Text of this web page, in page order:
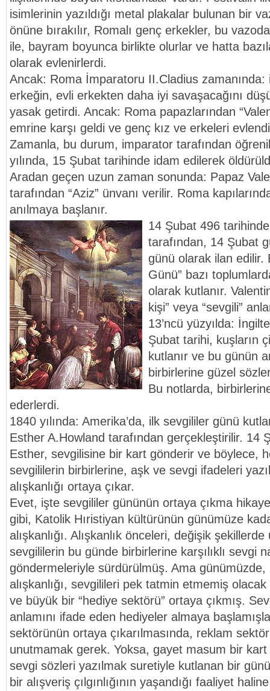
isimlerinin yazıldığı metal plakalar bulunan bir
önüne bırakılır, Romalı genç erkekler, bu
ile, bayram boyunca birlikte olurlar ve hatta
olarak evlenirlerdi.
Ancak: Roma İmparatoru II.Cladius
erkeğin, evli erkekten daha iyi savaşacağını
yasak getirdi. Ancak: Roma papazlarından
emrine karşı geldi ve genç kız ve erkeleri
Zamanla, bu durum, imparator tarafından
yılında, 15 Şubat tarihinde idam edilerek
Aradan geçen uzun zaman sonunda: Papaz
tarafından “Aziz” ünvanı verilir. Roma
anılmaya başlanır.
14 Şubat 496
tarafından, 14 Şubat
günü olarak ilan edilir.
Günü” bazı
olarak kutlanır.
kişi” veya “sevgili”
13’ncü yüzyılda:
Şubat tarihi, kuşların
kutlanır ve bu günün
birbirlerine güzel
Bu notlarda,
ederlerdi.
1840 yılında: Amerika’da, ilk sevgililer günü
Esther A.Howland tarafından gerçekleştirilir. 14
Esther, sevgilisine bir kart gönderir ve böylece,
sevgililerin birbirlerine, aşk ve sevgi ifadeleri
alışkanlığı ortaya çıkar.
Evet, işte sevgililer gününün ortaya çıkma
gibi, Katolik Hıristiyan kültürünün günümüze
alışkanlığı. Alışkanlık önceleri, değişik
sevgililerin bu günde birbirlerine karşılıklı sevgi
göndermeleriyle sürdürülmüş. Ama
alışkanlığı, sevgilileri pek tatmin etmemiş
ve büyük bir “hediye sektörü” ortaya çıkmış.
anlamını ifade eden hediyeler almaya
sektörünün ortaya çıkarılmasında, reklam
unutmamak gerek. Yoksa, gayet masum bir kart
sevgi sözleri yazılmak suretiyle kutlanan bir
bir alışveriş çılgınlığının yaşandığı faaliyet